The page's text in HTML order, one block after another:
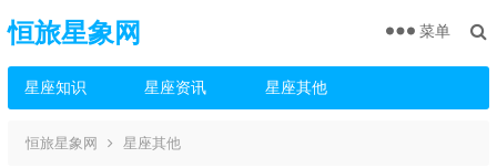
恒旅星象网
星座知识 星座资讯 星座其他
菜单
恒旅星象网 星座其他